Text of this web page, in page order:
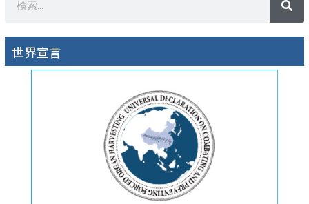
世界宣言